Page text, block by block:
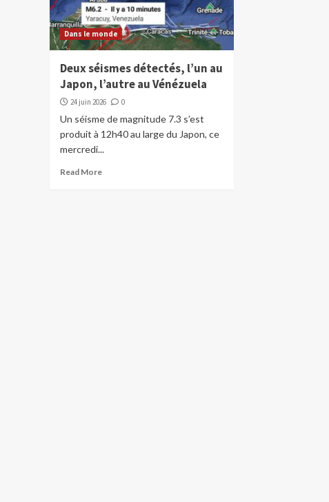
Dans le monde
Deux séismes détectés, l’un au
Japon, l’autre au Vénézuela
24 juin 2026 0
Un séisme de magnitude 7.3 s’est
produit à 12h40 au large du Japon, ce
mercredi...
Read More